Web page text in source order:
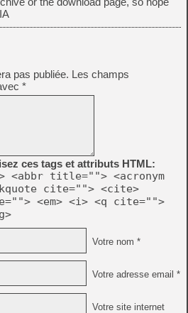
pas publiée. Les champs
*
ces tags et attributs HTML:
title=""> <acronym
cite=""> <cite>
<em> <i> <q cite="">
Votre nom *
Votre adresse email *
Votre site internet